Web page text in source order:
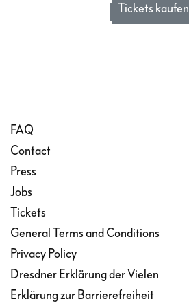
Tickets kaufen
FAQ
Contact
Press
Jobs
Tickets
General Terms and Conditions
Privacy Policy
Dresdner Erklärung der Vielen
Erklärung zur Barrierefreiheit